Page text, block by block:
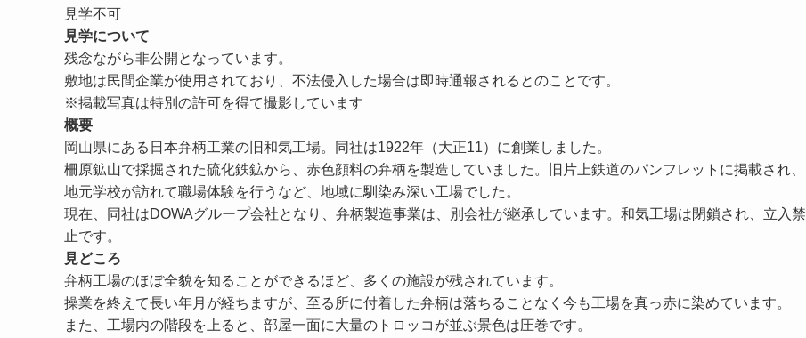
見学不可
見学について
残念ながら非公開となっています。
敷地は民間企業が使用されており、不法侵入した場合は即時通報されるとのことです。
※掲載写真は特別の許可を得て撮影しています
概要
岡山県にある日本弁柄工業の旧和気工場。同社は1922年（大正11）に創業しました。
柵原鉱山で採掘された硫化鉄鉱から、赤色顔料の弁柄を製造していました。旧片上鉄道のパンフレットに掲載され、
地元学校が訪れて職場体験を行うなど、地域に馴染み深い工場でした。
現在、同社はDOWAグループ会社となり、弁柄製造事業は、別会社が継承しています。和気工場は閉鎖され、立入禁
止です。
見どころ
弁柄工場のほぼ全貌を知ることができるほど、多くの施設が残されています。
操業を終えて長い年月が経ちますが、至る所に付着した弁柄は落ちることなく今も工場を真っ赤に染めています。
また、工場内の階段を上ると、部屋一面に大量のトロッコが並ぶ景色は圧巻です。